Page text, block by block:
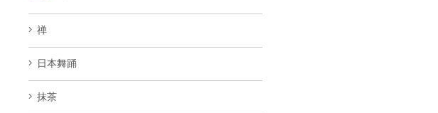
禅
日本舞踊
抹茶